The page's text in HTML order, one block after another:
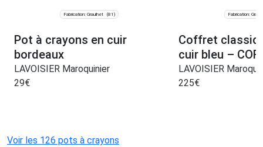
Fabrication: Graulhet (81)
Pot à crayons en cuir
bordeaux
LAVOISIER Maroquinier
29€
Fabrication:
Coffret
cuir bleu –
LAVOISIER
225€
Voir les 126 pots à crayons